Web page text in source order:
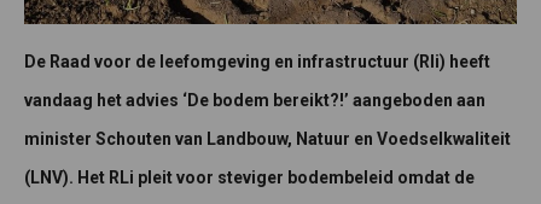
De Raad voor de leefomgeving en infrastructuur (Rli) heeft
vandaag het advies ‘De bodem bereikt?!’ aangeboden aan
minister Schouten van Landbouw, Natuur en Voedselkwaliteit
(LNV). Het RLi pleit voor steviger bodembeleid omdat de